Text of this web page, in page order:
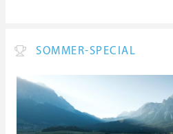
SOMMER-SPECIAL